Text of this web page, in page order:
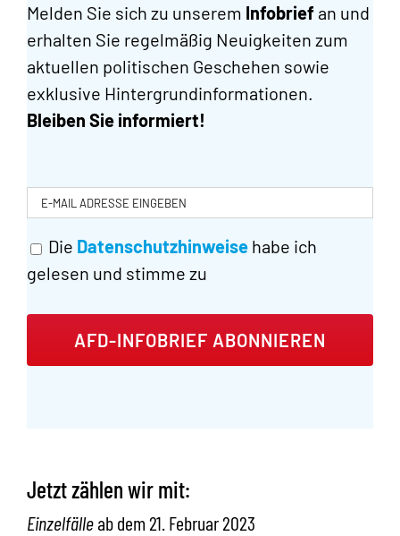
Melden Sie sich zu unserem Infobriefan und
erhalten Sie regelmäßig Neuigkeiten zum
aktuellen politischen Geschehen sowie
exklusive Hintergrundinformationen.
Bleiben Sie informiert!
E-
MAIL
ADRESSE
EINGEBEN *
Die Datenschutzhinweisehabe ich
gelesen und stimme zu
Jetzt zählen wir mit:
Einzelfälleab dem 21. Februar 2023